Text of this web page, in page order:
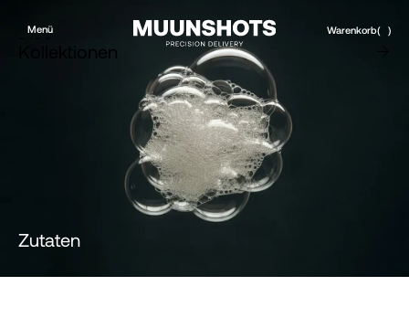
Menü
Warenkorb( )
Kollektionen
Instagram
X.com
Threads
Zutaten